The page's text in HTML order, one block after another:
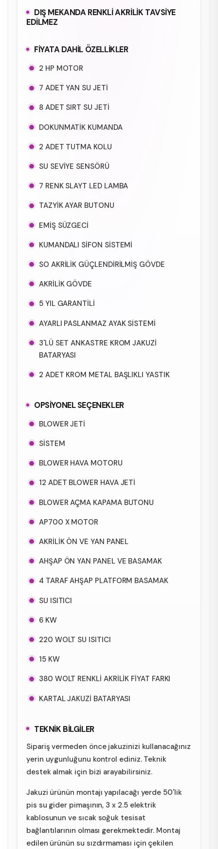
DIŞ MEKANDA RENKLİ AKRİLİK TAVSİYE
EDİLMEZ
FİYATA DAHİL ÖZELLİKLER
2 HP MOTOR
7 ADET YAN SU JETİ
8 ADET SIRT SU JETİ
DOKUNMATİK KUMANDA
2 ADET TUTMA KOLU
SU SEVİYE SENSÖRÜ
7 RENK SLAYT LED LAMBA
TAZYİK AYAR BUTONU
EMİŞ SÜZGECİ
KUMANDALI SİFON SİSTEMİ
SO AKRİLİK GÜÇLENDİRİLMİŞ GÖVDE
AKRİLİK GÖVDE
5 YIL GARANTİLİ
AYARLI PASLANMAZ AYAK SİSTEMİ
3'LÜ SET ANKASTRE KROM JAKUZİ
BATARYASI
2 ADET KROM METAL BAŞLIKLI YASTIK
OPSİYONEL SEÇENEKLER
BLOWER JETİ
SİSTEM
BLOWER HAVA MOTORU
12 ADET BLOWER HAVA JETİ
BLOWER AÇMA KAPAMA BUTONU
AP700 X MOTOR
AKRİLİK ÖN VE YAN PANEL
AHŞAP ÖN YAN PANEL VE BASAMAK
4 TARAF AHŞAP PLATFORM BASAMAK
SU ISITICI
6 KW
220 WOLT SU ISITICI
15 KW
380 WOLT RENKLİ AKRİLİK FİYAT FARKI
KARTAL JAKUZİ BATARYASI
TEKNİK BİLGİLER
Sipariş vermeden önce jakuzinizi kullanacağınız
yerin uygunluğunu kontrol ediniz. Teknik
destek almak için bizi arayabilirsiniz.
Jakuzi ürünün montajı yapılacağı yerde 50'lik
pis su gider pimaşının, 3 x 2.5 elektrik
kablosunun ve sıcak soğuk tesisat
bağlantılarının olması gerekmektedir. Montaj
edilen ürünün su sızdırmaması için çekilen